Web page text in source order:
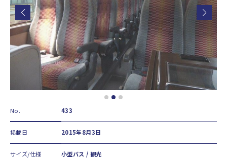
No. 433
掲載日 2015年8月3日
サイズ/仕様 小型バス / 観光